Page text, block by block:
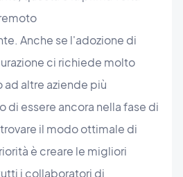
Anche se l'adozione di
ci richiede molto
altre aziende più
di essere ancora nella fase di
il modo ottimale di
è creare le migliori
i collaboratori di